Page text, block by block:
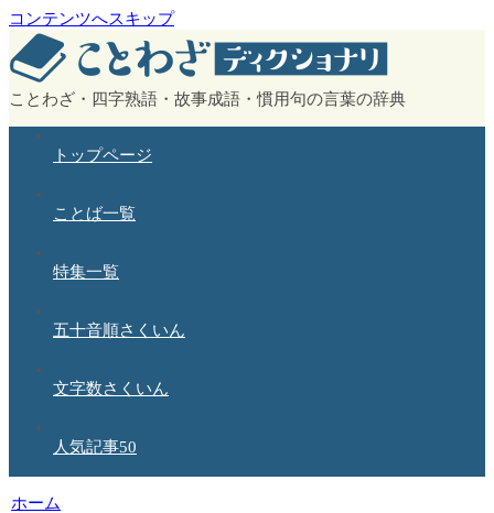
コンテンツへスキップ
ことわざ・四字熟語・故事成語・慣用句の言葉の辞典
トップページ
ことば一覧
特集一覧
五十音順さくいん
文字数さくいん
人気記事50
ホーム